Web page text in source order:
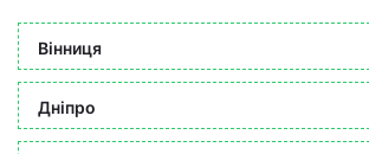
Вінниця
Дніпро